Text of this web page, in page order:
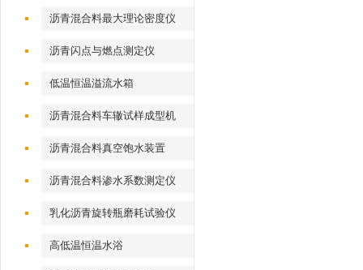
沥青混合料最大理论密度仪
沥青闪点与燃点测定仪
低温恒温溢流水箱
沥青混合料车辙试样成型机
沥青混合料真空饱水装置
沥青混合料渗水系数测定仪
乳化沥青旋转瓶磨耗试验仪
高低温恒温水浴